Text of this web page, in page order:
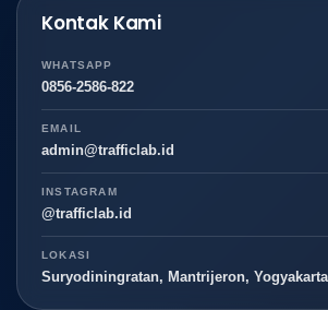
Kontak Kami
WHATSAPP
0856-2586-822
EMAIL
admin@trafficlab.id
INSTAGRAM
@trafficlab.id
LOKASI
Suryodiningratan, Mantrijeron, Yogyakarta